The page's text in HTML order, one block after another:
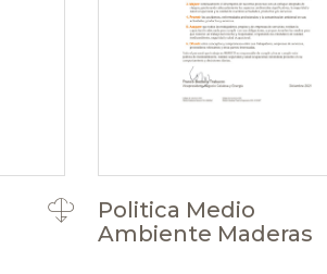
Politica Medio
Ambiente Maderas